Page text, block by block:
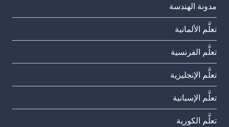
مدونة الهندسة
تعلَّم الألمانية
تعلَّم الفرنسية
تعلَّم الإنجليزية
تعلَّم الإسبانية
تعلَّم الكورية